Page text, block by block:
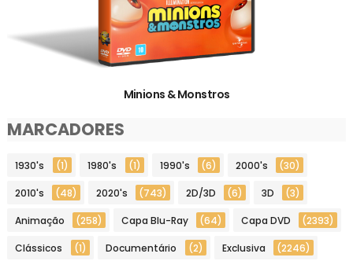
Minions & Monstros
MARCADORES
1930's (1) 1980's (1) 1990's (6) 2000's (30)
2010's (48) 2020's (743) 2D/3D (6) 3D (3)
Animação (258) Capa Blu-Ray (64) Capa DVD (2393)
Clássicos (1) Documentário (2) Exclusiva (2246)